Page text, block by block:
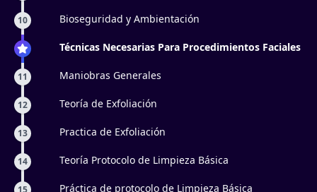
10 Bioseguridad y Ambientación
Técnicas Necesarias Para Procedimientos Faciales
11 Maniobras Generales
12 Teoría de Exfoliación
13 Practica de Exfoliación
14 Teoría Protocolo de Limpieza Básica
15 Práctica de protocolo de Limpieza Básica